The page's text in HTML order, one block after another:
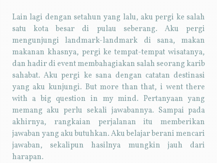
Lain lagi dengan setahun yang lalu, aku pergi ke salah
satu kota besar di pulau seberang. Aku pergi
mengunjungi landmark-landmark di sana, makan
makanan khasnya, pergi ke tempat-tempat wisatanya,
dan hadir di event membahagiakan salah seorang karib
sahabat. Aku pergi ke sana dengan catatan destinasi
yang aku kunjungi. But more than that, i went there
with a big question in my mind. Pertanyaan yang
memang aku perlu sekali jawabannya. Sampai pada
akhirnya, rangkaian perjalanan itu memberikan
jawaban yang aku butuhkan. Aku belajar berani mencari
jawaban, sekalipun hasilnya mungkin jauh dari
harapan.